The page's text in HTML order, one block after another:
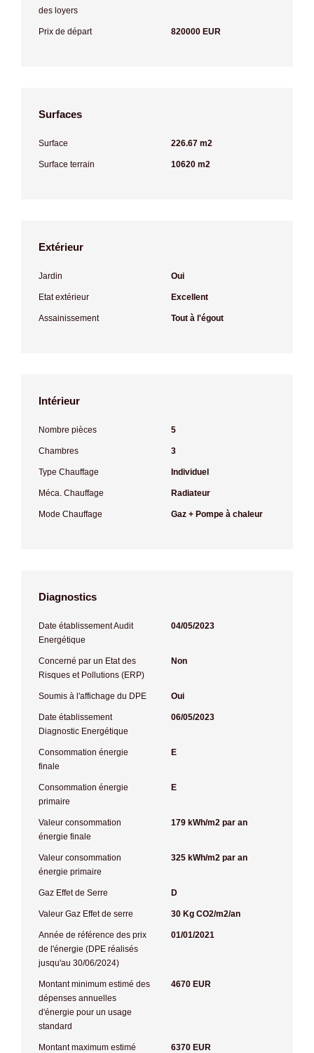
des loyers
Prix de départ 820000 EUR
Surfaces
Surface 226.67 m2
Surface terrain 10620 m2
Extérieur
Jardin Oui
Etat extérieur Excellent
Assainissement Tout à l'égout
Intérieur
Nombre pièces 5
Chambres 3
Type Chauffage Individuel
Méca. Chauffage Radiateur
Mode Chauffage Gaz + Pompe à chaleur
Diagnostics
Date établissement Audit
Energétique
04/05/2023
Concerné par un Etat des
Risques et Pollutions (ERP)
Non
Soumis à l'affichage du DPE Oui
Date établissement
Diagnostic Energétique
06/05/2023
Consommation énergie
finale
E
Consommation énergie
primaire
E
Valeur consommation
énergie finale
179 kWh/m2 par an
Valeur consommation
énergie primaire
325 kWh/m2 par an
Gaz Effet de Serre D
Valeur Gaz Effet de serre 30 Kg CO2/m2/an
Année de référence des prix
de l'énergie (DPE réalisés
jusqu'au 30/06/2024)
01/01/2021
Montant minimum estimé des
dépenses annuelles
d'énergie pour un usage
standard
4670 EUR
Montant maximum estimé
6370 EUR